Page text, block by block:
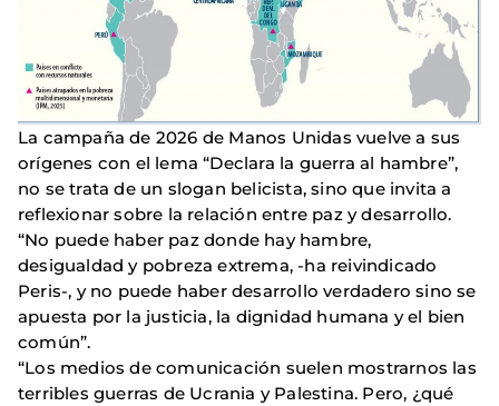
La campaña de 2026 de Manos Unidas vuelve a sus
orígenes con el lema “Declara la guerra al hambre”,
no se trata de un slogan belicista, sino que invita a
reflexionar sobre la relación entre paz y desarrollo.
“No puede haber paz donde hay hambre,
desigualdad y pobreza extrema, -ha reivindicado
Peris-, y no puede haber desarrollo verdadero sino se
apuesta por la justicia, la dignidad humana y el bien
común”.
“Los medios de comunicación suelen mostrarnos las
terribles guerras de Ucrania y Palestina. Pero, ¿qué